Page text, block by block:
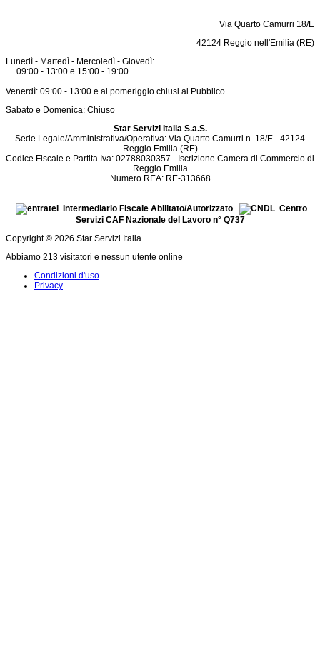
Via Quarto Camurri 18/E
42124 Reggio nell'Emilia (RE)
Lunedì - Martedì - Mercoledì - Giovedì:
09:00 - 13:00 e 15:00 - 19:00
Venerdì: 09:00 - 13:00 e al pomeriggio chiusi al Pubblico
Sabato e Domenica: Chiuso
Star Servizi Italia S.a.S.
Sede Legale/Amministrativa/Operativa: Via Quarto Camurri n. 18/E - 42124
Reggio Emilia (RE)
Codice Fiscale e Partita Iva: 02788030357 - Iscrizione Camera di Commercio di
Reggio Emilia
Numero REA: RE-313668
Intermediario Fiscale Abilitato/Autorizzato
Centro
Servizi CAF Nazionale del Lavoro n° Q737
Copyright © 2026 Star Servizi Italia
Abbiamo 213 visitatori e nessun utente online
Condizioni d'uso
Privacy